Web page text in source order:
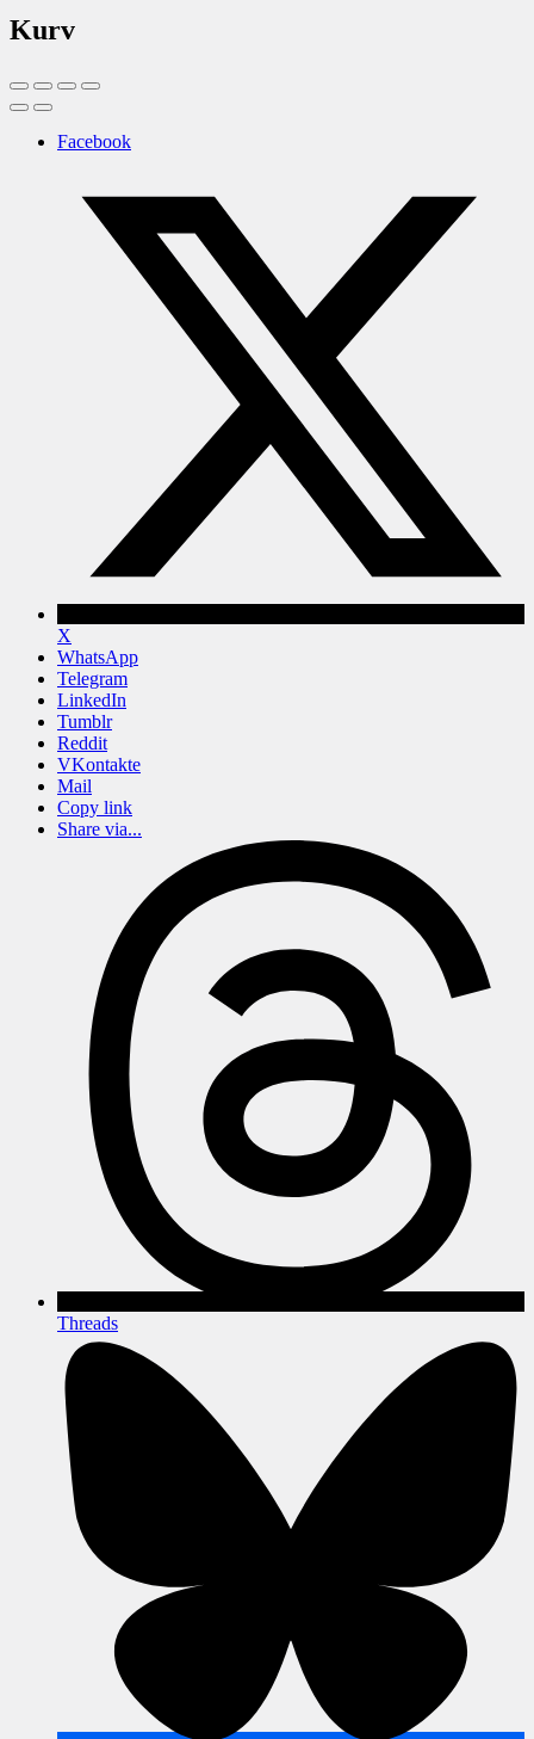
Kurv
Facebook
X
WhatsApp
Telegram
LinkedIn
Tumblr
Reddit
VKontakte
Mail
Copy link
Share via...
Threads